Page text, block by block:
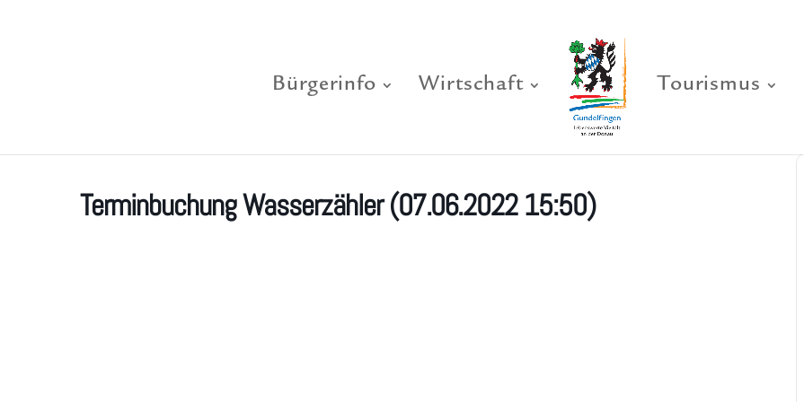
Bürgerinfo Wirtschaft Tourismus
Terminbuchung Wasserzähler (07.06.2022 15:50)